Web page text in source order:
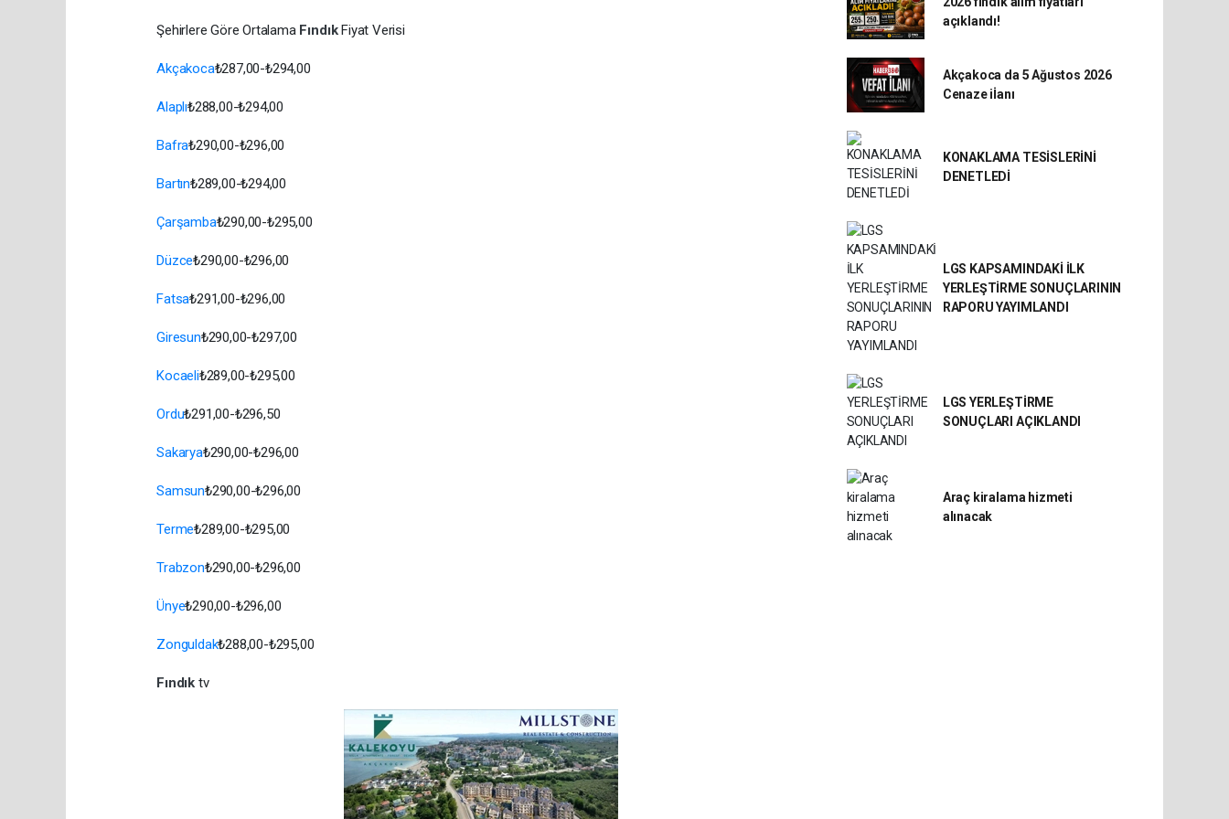
Şehirlere Göre Ortalama Fındık Fiyat Verisi
Akçakoca₺287,00-₺294,00
Alaplı₺288,00-₺294,00
Bafra₺290,00-₺296,00
Bartın₺289,00-₺294,00
Çarşamba₺290,00-₺295,00
Düzce₺290,00-₺296,00
Fatsa₺291,00-₺296,00
Giresun₺290,00-₺297,00
Kocaeli₺289,00-₺295,00
Ordu₺291,00-₺296,50
Sakarya₺290,00-₺296,00
Samsun₺290,00-₺296,00
Terme₺289,00-₺295,00
Trabzon₺290,00-₺296,00
Ünye₺290,00-₺296,00
Zonguldak₺288,00-₺295,00
Fındık tv
açıklandı!
Akçakoca da 5 Ağustos 2026
Cenaze iİanı
KONAKLAMA TESİSLERİNİ
DENETLEDİ
LGS KAPSAMINDAKİ İLK
YERLEŞTİRME SONUÇLARININ
RAPORU YAYIMLANDI
LGS YERLEŞTİRME
SONUÇLARI AÇIKLANDI
Araç kiralama hizmeti
alınacak